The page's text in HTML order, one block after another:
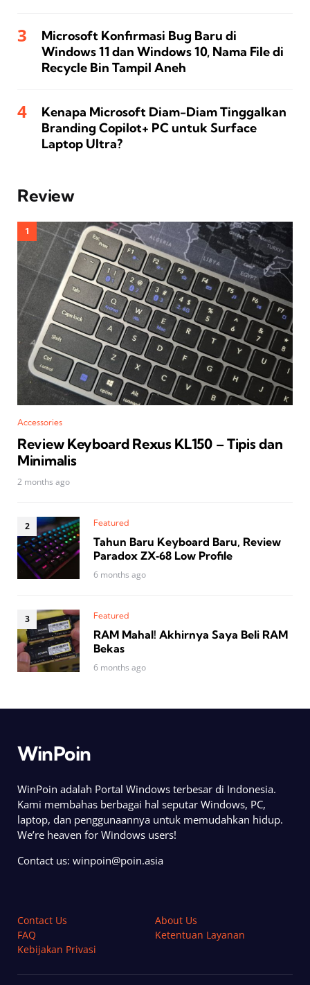
Microsoft Konfirmasi Bug Baru di
Windows 11 dan Windows 10, Nama File di
Recycle Bin Tampil Aneh
Kenapa Microsoft Diam-Diam Tinggalkan
Branding Copilot+ PC untuk Surface
Laptop Ultra?
Review
Accessories
Review Keyboard Rexus KL150 – Tipis dan
Minimalis
2 months ago
Featured
Tahun Baru Keyboard Baru, Review
Paradox ZX‑68 Low Profile
6 months ago
Featured
RAM Mahal! Akhirnya Saya Beli RAM
Bekas
6 months ago
WinPoin
WinPoin adalah Portal Windows terbesar di Indonesia.
Kami membahas berbagai hal seputar Windows, PC,
laptop, dan penggunaannya untuk memudahkan hidup.
We’re heaven for Windows users!
Contact us: winpoin@poin.asia
Contact Us
About Us
FAQ
Ketentuan Layanan
Kebijakan Privasi